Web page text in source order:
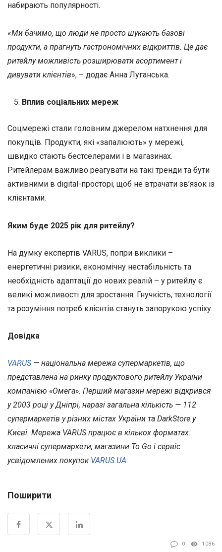
набирають популярності.
«Ми бачимо, що люди не просто шукають базові
продукти, а прагнуть гастрономічних відкриттів. Це дає
ритейлу можливість розширювати асортимент і
дивувати клієнтів», – додає Анна Луганська.
Вплив соціальних мереж
Соцмережі стали головним джерелом натхнення для
покупців. Продукти, які «запалюють» у мережі,
швидко стають бестселерами і в магазинах.
Ритейлерам важливо реагувати на такі тренди та бути
активними в digital-просторі, щоб не втрачати зв’язок із
клієнтами.
Яким буде 2025 рік для ритейлу?
На думку експертів VARUS, попри виклики –
енергетичні ризики, економічну нестабільність та
необхідність адаптації до нових реалій – у ритейлу є
великі можливості для зростання. Гнучкість, технології
та розуміння потреб клієнтів стануть запорукою успіху.
Довідка
VARUS — національна мережа супермаркетів, що
представлена на ринку продуктового ритейлу України
компанією «Омега». Перший магазин мережі відкрився
у 2003 році у Дніпрі, наразі загальна кількість — 112
супермаркетів у різних містах України та DarkStore у
Києві. Мережа VARUS працює в кількох форматах:
класичні супермаркети, магазини To Go і сервіс
усвідомлених покупок VARUS.UA.
Поширити
0 1086